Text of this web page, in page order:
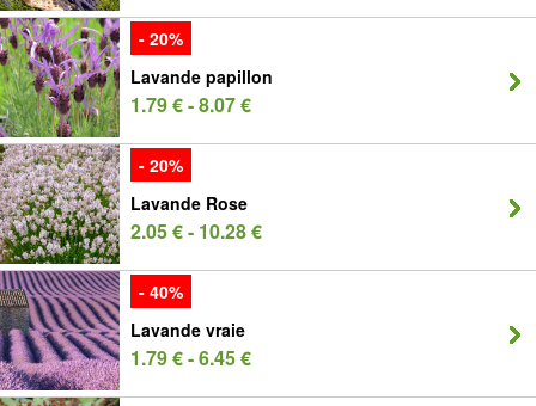
- 20%
Lavande papillon
1.79 € - 8.07 €
- 20%
Lavande Rose
2.05 € - 10.28 €
- 40%
Lavande vraie
1.79 € - 6.45 €